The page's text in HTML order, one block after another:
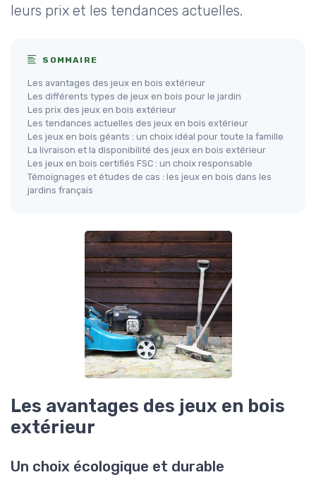
leurs prix et les tendances actuelles.
SOMMAIRE
Les avantages des jeux en bois extérieur
Les différents types de jeux en bois pour le jardin
Les prix des jeux en bois extérieur
Les tendances actuelles des jeux en bois extérieur
Les jeux en bois géants : un choix idéal pour toute la famille
La livraison et la disponibilité des jeux en bois extérieur
Les jeux en bois certifiés FSC : un choix responsable
Témoignages et études de cas : les jeux en bois dans les
jardins français
Les avantages des jeux en bois
extérieur
Un choix écologique et durable